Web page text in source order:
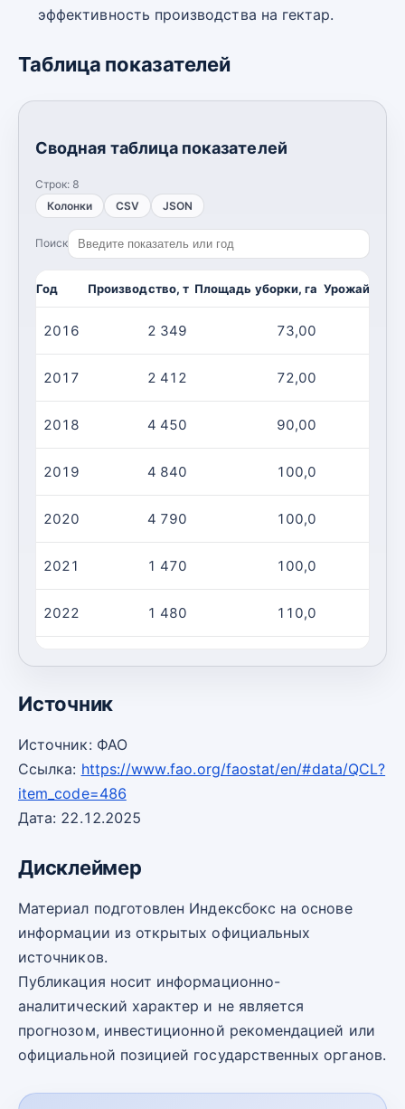
эффективность производства на гектар.
Таблица показателей
Сводная таблица показателей
Строк: 8
Колонки
CSV JSON
Поиск
Год Производство, т Площадь уборки, га
2016 2 349 73,00
2017 2 412 72,00
2018 4 450 90,00
2019 4 840 100,0
2020 4 790 100,0
2021 1 470 100,0
2022 1 480 110,0
Источник
Источник: ФАО
Ссылка: https://www.fao.org/faostat/en/#data/QCL?
item_code=486
Дата: 22.12.2025
Дисклеймер
Материал подготовлен Индексбокс на основе
информации из открытых официальных
источников.
Публикация носит информационно-
аналитический характер и не является
прогнозом, инвестиционной рекомендацией или
официальной позицией государственных органов.